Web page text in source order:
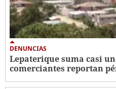
DENUNCIAS
Lepaterique suma casi
comerciantes reportan